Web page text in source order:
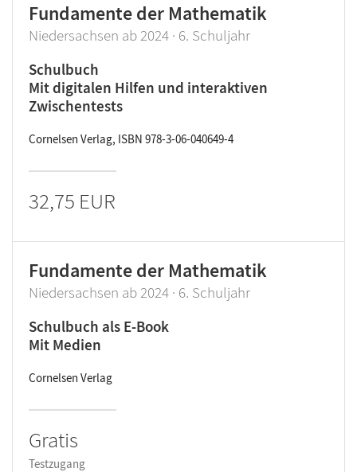
Fundamente der Mathematik
Niedersachsen ab 2024 · 6. Schuljahr
Schulbuch
Mit digitalen Hilfen und interaktiven
Zwischentests
Cornelsen Verlag, ISBN 978-3-06-040649-4
32,75 EUR
Fundamente der Mathematik
Niedersachsen ab 2024 · 6. Schuljahr
Schulbuch als E-Book
Mit Medien
Cornelsen Verlag
Gratis
Testzugang